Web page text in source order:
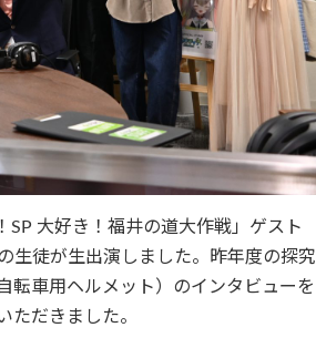
SP 大好き！福井の道大作戦」ゲスト
生徒が生出演しました。昨年度の探究
転車用ヘルメット）のインタビューを
ただきました。